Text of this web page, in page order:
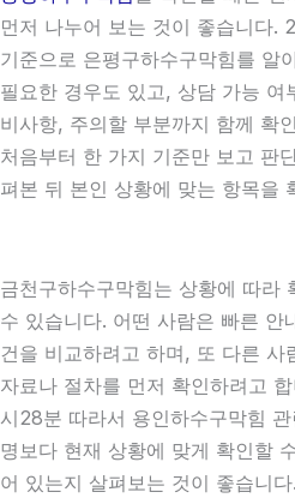
먼저 나누어 보는 것이 좋습니다.
기준으로 은평구하수구막힘를 알
필요한 경우도 있고, 상담 가능
비사항, 주의할 부분까지 함께 확
처음부터 한 가지 기준만 보고 판
펴본 뒤 본인 상황에 맞는 항목을
금천구하수구막힘는 상황에 따라
수 있습니다. 어떤 사람은 빠른 안
건을 비교하려고 하며, 또 다른
자료나 절차를 먼저 확인하려고
시28분 따라서 용인하수구막힘
명보다 현재 상황에 맞게 확인할
어 있는지 살펴보는 것이 좋습니다.